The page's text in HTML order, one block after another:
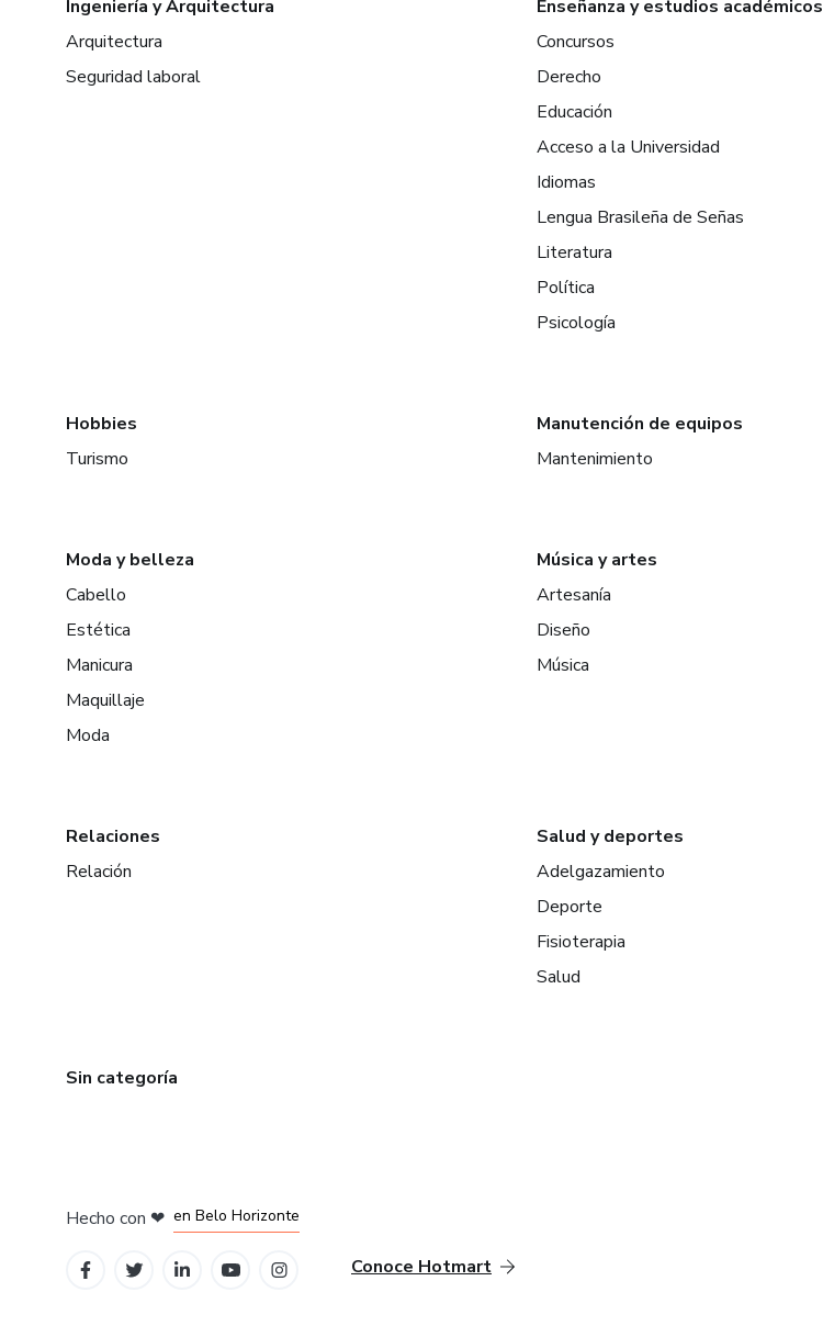
Ingeniería y Arquitectura
Arquitectura
Seguridad laboral
Enseñanza y estudios académicos
Concursos
Derecho
Educación
Acceso a la Universidad
Idiomas
Lengua Brasileña de Señas
Literatura
Política
Psicología
Hobbies
Turismo
Manutención de equipos
Mantenimiento
Moda y belleza
Cabello
Estética
Manicura
Maquillaje
Moda
Música y artes
Artesanía
Diseño
Música
Relaciones
Relación
Salud y deportes
Adelgazamiento
Deporte
Fisioterapia
Salud
Sin categoría
Hecho con ❤ en Belo Horizonte
Conoce Hotmart